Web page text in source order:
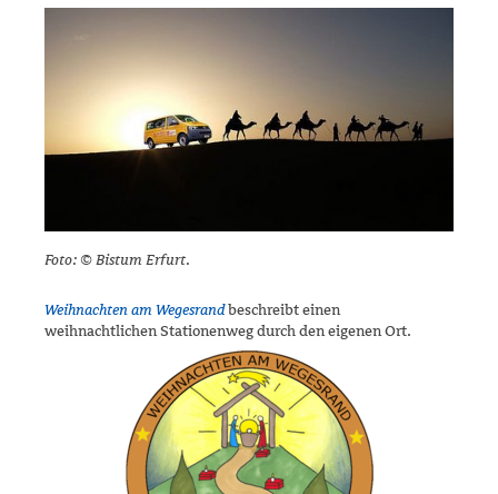
Foto: © Bistum Erfurt.
Weihnachten am Wegesrandbeschreibt einen
weihnachtlichen Stationen­weg durch den eigenen Ort.